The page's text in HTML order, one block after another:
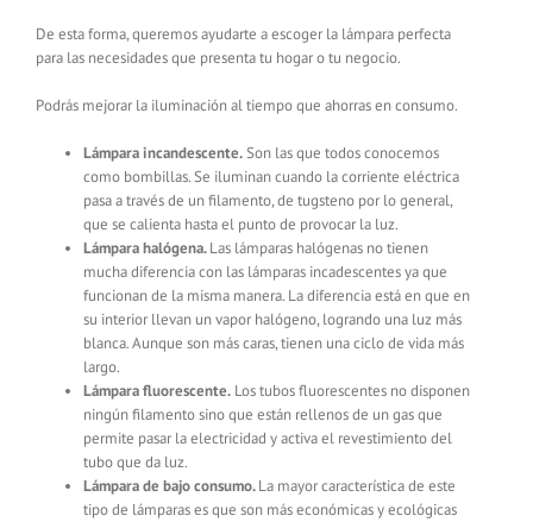
De esta forma, queremos ayudarte a escoger la lámpara perfecta
para las necesidades que presenta tu hogar o tu negocio.
Podrás mejorar la iluminación al tiempo que ahorras en consumo.
Lámpara incandescente.Son las que todos conocemos
como bombillas. Se iluminan cuando la corriente eléctrica
pasa a través de un filamento, de tugsteno por lo general,
que se calienta hasta el punto de provocar la luz.
Lámpara halógena.Las lámparas halógenas no tienen
mucha diferencia con las lámparas incadescentes ya que
funcionan de la misma manera. La diferencia está en que en
su interior llevan un vapor halógeno, logrando una luz más
blanca. Aunque son más caras, tienen una ciclo de vida más
largo.
Lámpara fluorescente. Los tubos fluorescentes no disponen
ningún filamento sino que están rellenos de un gas que
permite pasar la electricidad y activa el revestimiento del
tubo que da luz.
Lámpara de bajo consumo.La mayor característica de este
tipo de lámparas es que son más económicas y ecológicas